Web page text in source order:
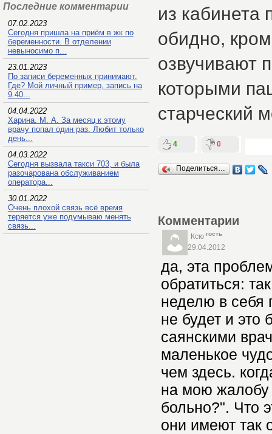
Последние комментарии
07.02.2023
Сегодня пришла на приём в жк по
беременности. В отделении
невыносимо п...
23.01.2023
По записи беременных принимают.
Где? Мой личный пример, запись на
9.40...
04.04.2022
Харина. М. А. За месяц к этому
врачу попал один раз. Любит только
день...
04.03.2022
Сегодня вызвала такси 703, и была
разочарована обслуживанием
оператора...
30.01.2022
Очень плохой связь всё время
теряется уже подумываю менять
связь...
из кабинета
обидно,
озвучивают
которыми
старческий
4 0
Поделиться…
Комментарии
Ксю гость
29.04.2012
да, эта
обратиться:
неделю в себя
не будет и это
саянскими
маленькое
чем здесь.
на мою жалобу
больно?". Что
они имеют так